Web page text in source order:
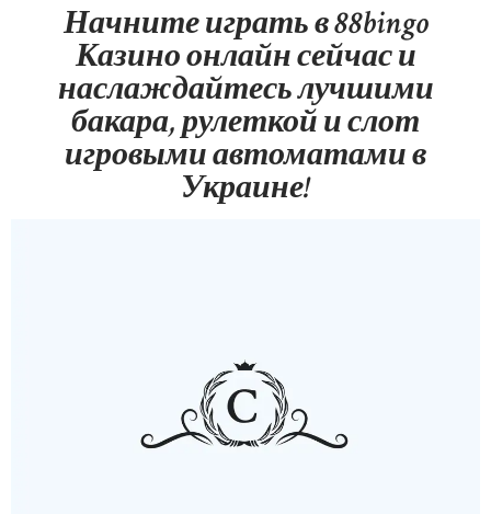
Начните играть в 88bingo
Казино онлайн сейчас и
наслаждайтесь лучшими
бакара, рулеткой и слот
игровыми автоматами в
Украине!